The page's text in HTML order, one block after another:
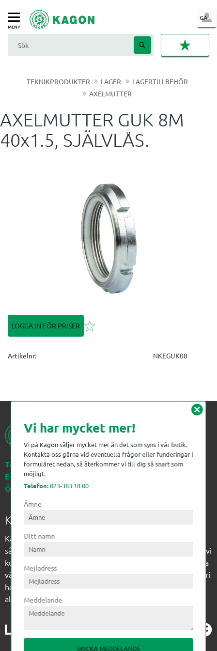
Meny
GA
IN
TEKNIKPRODUKTER LAGER
LAGERTILLBEHÖR
AXELMUTTER
AXELMUTTER GUK 8M
40x1.5, SJÄLVLÅS.
LOGGA IN FÖR PRISER Lägg till i favoriter
Artikelnr NKEGUK08
Telefon:023-383 18 00
E-post:kagon@kagon.se
Öppettider:Måndag-Fredag, 07-16
Kagon AB
Kagon har sedan 1972 levererat kompetens till
sågverksindustrin och övrig industri. Till träindustrin tillför vi
kunskap med optimeringslösningar från timmerplanen hela
vägen fram till paketering/emballering och till övrig industri
har vi ett komplement sortiment av teknikprodukter med
allt ifrån slangtillverkning till transmission och lager.
cancel
Vi har mycket mer!
Vi på Kagon säljer mycket mer än det som syns i vår butik.
Kontakta oss gärna vid eventuella frågor eller funderingar i
formuläret nedan, så återkommer vi till dig så snart som
möjligt.
Telefon:023-383 18 00
Ämne
Ditt namn
Mejladress
Meddelande
SKICKA MEDDELANDE